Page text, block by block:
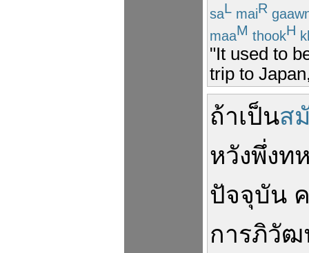
saL maiR
maaM thookH
"It used to
trip to
ถ้าเป็นส
หวังพึ่งท
ปัจจุบัน
การภิวั